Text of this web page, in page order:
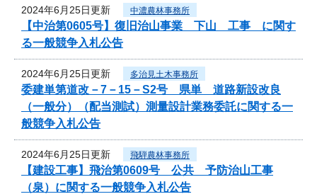
2024年6月25日更新 中濃農林事務所
【中治第0605号】復旧治山事業 下山 工事 に関す
る一般競争入札公告
2024年6月25日更新 多治見土木事務所
委建単第道改－7－15－S2号 県単 道路新設改良
（一般分）（配当測試）測量設計業務委託に関する一
般競争入札公告
2024年6月25日更新 飛騨農林事務所
【建設工事】飛治第0609号 公共 予防治山工事
（泉）に関する一般競争入札公告